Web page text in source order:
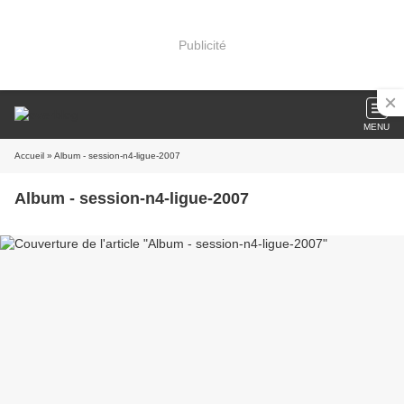
Publicité
MENU
Accueil » Album - session-n4-ligue-2007
Album - session-n4-ligue-2007